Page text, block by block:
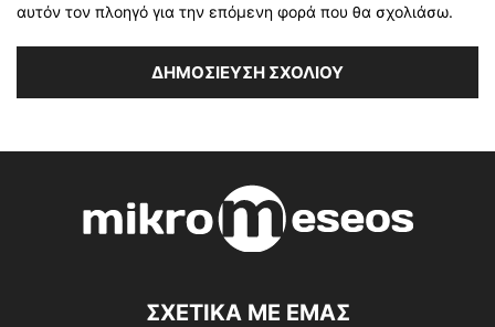
αυτόν τον πλοηγό για την επόμενη φορά που θα σχολιάσω.
ΣΧΕΤΙΚΑ ΜΕ ΕΜΑΣ